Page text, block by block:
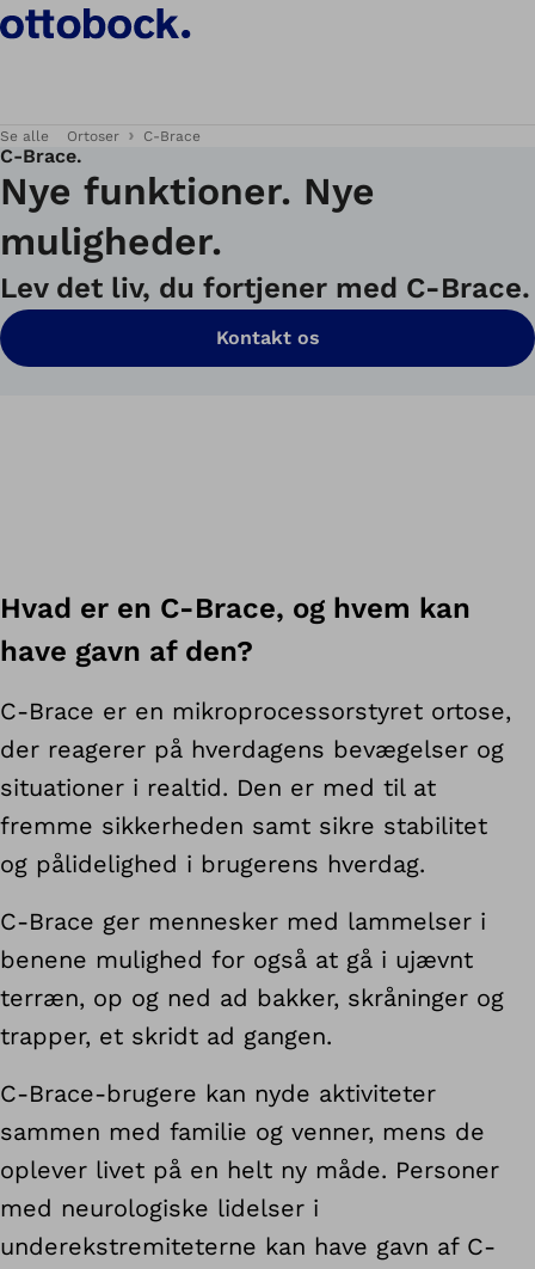
Se alle Ortoser C-Brace
C‑Brace.
Nye funktioner. Nye
muligheder.
Lev det liv, du fortjener med C-Brace.
Kontakt os
Hvad er en C-Brace, og hvem kan
have gavn af den?
C-Brace er en mikroprocessorstyret ortose,
der reagerer på hverdagens bevægelser og
situationer i realtid. Den er med til at
fremme sikkerheden samt sikre stabilitet
og pålidelighed i brugerens hverdag.
C-Brace ger mennesker med lammelser i
benene mulighed for også at gå i ujævnt
terræn, op og ned ad bakker, skråninger og
trapper, et skridt ad gangen.
C-Brace-brugere kan nyde aktiviteter
sammen med familie og venner, mens de
oplever livet på en helt ny måde. Personer
med neurologiske lidelser i
underekstremiteterne kan have gavn af C-